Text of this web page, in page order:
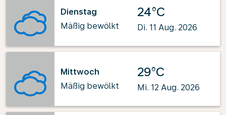
Dienstag
Mäßig bewölkt
24°C
Di. 11 Aug. 2026
Mittwoch
Mäßig bewölkt
29°C
Mi. 12 Aug. 2026